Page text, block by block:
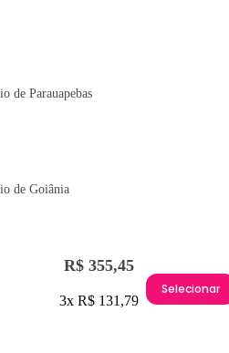
de Parauapebas
de Goiânia
R$ 355,45
3x R$ 131,79
Selecionar